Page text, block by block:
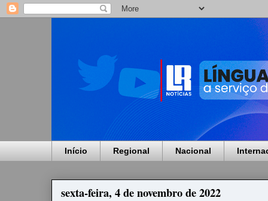
Início Regional Nacional
sexta-feira, 4 de novembro de 2022